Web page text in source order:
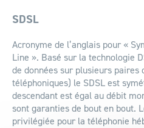
SDSL
Acronyme de l’anglais pour «
Line ». Basé sur la technologie
de données sur plusieurs paires
téléphoniques) le SDSL est
descendant est égal au débit
sont garanties de bout en bout.
privilégiée pour la téléphonie